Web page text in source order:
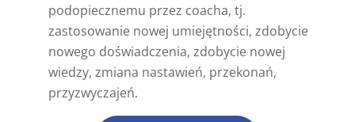
podopiecznemu przez coacha, tj.
zastosowanie nowej umiejętności, zdobycie
nowego doświadczenia, zdobycie nowej
wiedzy, zmiana nastawień, przekonań,
przyzwyczajeń.